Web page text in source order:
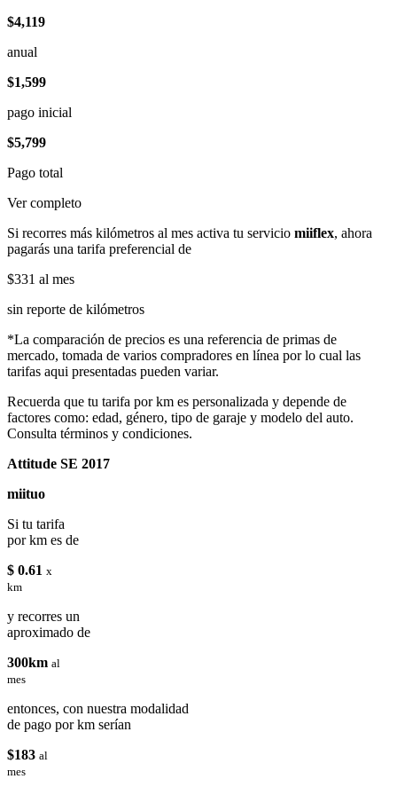
$4,119
anual
$1,599
pago inicial
$5,799
Pago total
Ver completo
Si recorres más kilómetros al mes activa tu servicio miiflex, ahora
pagarás una tarifa preferencial de
$331 al mes
sin reporte de kilómetros
*La comparación de precios es una referencia de primas de
mercado, tomada de varios compradores en línea por lo cual las
tarifas aqui presentadas pueden variar.
Recuerda que tu tarifa por km es personalizada y depende de
factores como: edad, género, tipo de garaje y modelo del auto.
Consulta términos y condiciones.
Attitude SE 2017
miituo
Si tu tarifa
por km es de
$ 0.61 x
km
y recorres un
aproximado de
300km al
mes
entonces, con nuestra modalidad
de pago por km serían
$183 al
mes